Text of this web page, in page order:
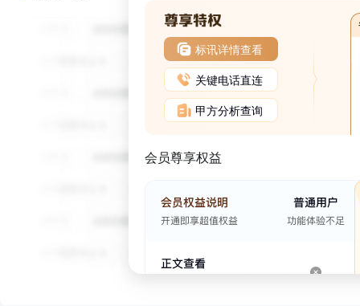
标讯详情查看
关键电话直连
甲方分析查询
会员尊享权益